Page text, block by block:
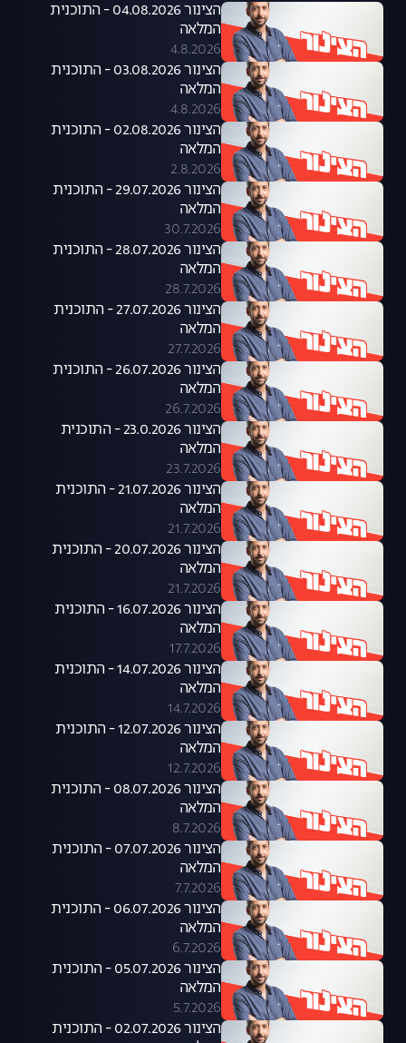
הצינור 04.08.2026 - התוכנית
המלאה
4.8.2026
הצינור 03.08.2026 - התוכנית
המלאה
4.8.2026
הצינור 02.08.2026 - התוכנית
המלאה
2.8.2026
הצינור 29.07.2026 - התוכנית
המלאה
30.7.2026
הצינור 28.07.2026 - התוכנית
המלאה
28.7.2026
הצינור 27.07.2026 - התוכנית
המלאה
27.7.2026
הצינור 26.07.2026 - התוכנית
המלאה
26.7.2026
הצינור 23.0.2026 - התוכנית
המלאה
23.7.2026
הצינור 21.07.2026 - התוכנית
המלאה
21.7.2026
הצינור 20.07.2026 - התוכנית
המלאה
21.7.2026
הצינור 16.07.2026 - התוכנית
המלאה
17.7.2026
הצינור 14.07.2026 - התוכנית
המלאה
14.7.2026
הצינור 12.07.2026 - התוכנית
המלאה
12.7.2026
הצינור 08.07.2026 - התוכנית
המלאה
8.7.2026
הצינור 07.07.2026 - התוכנית
המלאה
7.7.2026
הצינור 06.07.2026 - התוכנית
המלאה
6.7.2026
הצינור 05.07.2026 - התוכנית
המלאה
5.7.2026
הצינור 02.07.2026 - התוכנית